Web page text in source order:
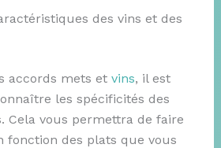
des vins et des
accords mets et vins, il est
les spécificités des
Cela vous permettra de faire
fonction des plats que vous